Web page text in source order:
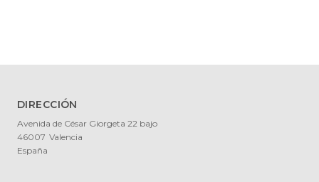
DIRECCIÓN
Avenida de César Giorgeta 22 bajo
46007 Valencia
España